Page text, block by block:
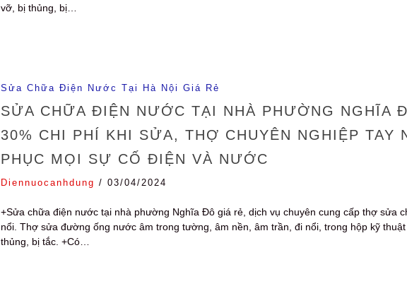
vỡ, bị thủng, bị…
Sửa Chữa Điện Nước Tại Hà Nội Giá Rẻ
SỬA CHỮA ĐIỆN NƯỚC TẠI NHÀ PHƯỜNG NGHĨA
30% CHI PHÍ KHI SỬA, THỢ CHUYÊN NGHIỆP TAY
PHỤC MỌI SỰ CỐ ĐIỆN VÀ NƯỚC
Diennuocanhdung / 03/04/2024
+Sửa chữa điện nước tại nhà phường Nghĩa Đô giá rẻ, dịch vụ chuyên cung cấp thợ sửa
nổi. Thợ sửa đường ống nước âm trong tường, âm nền, âm trần, đi nổi, trong hộp kỹ
thủng, bị tắc. +Có…